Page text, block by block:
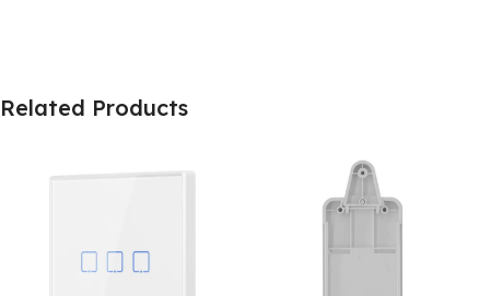
Related Products